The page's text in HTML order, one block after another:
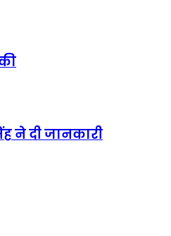
ने दी जानकारी